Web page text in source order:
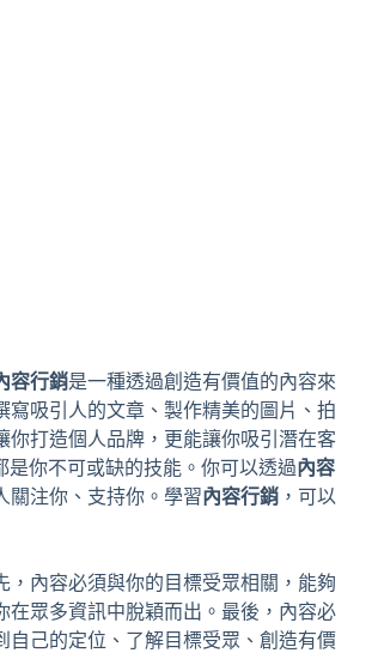
容行銷是一種透過創造有價值的內容來
寫吸引人的文章、製作精美的圖片、拍
你打造個人品牌，更能讓你吸引潛在客
是你不可或缺的技能。你可以透過內容
關注你、支持你。學習內容行銷 ，可以
內容必須與你的目標受眾相關，能夠
眾多資訊中脫穎而出。最後，內容必
自己的定位、了解目標受眾、創造有價